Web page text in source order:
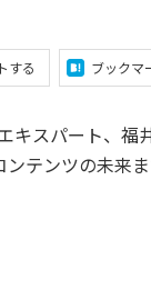
する ブックマ
スパート、福
テンツの未来